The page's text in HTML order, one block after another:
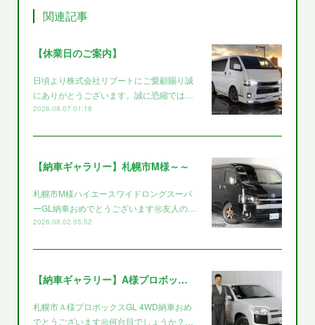
関連記事
【休業日のご案内】
日頃より株式会社リブートにご愛顧賜り誠
にありがとうございます。誠に恐縮では…
2026.08.07 01:18
【納車ギャラリー】札幌市M様～～
札幌市M様ハイエースワイドロングスーパ
ーGL納車おめでとうございます㊗️友人の…
2026.08.02 05:52
【納車ギャラリー】A様プロボックス～～
札幌市Ａ様プロボックスGL 4WD納車おめ
でとうございます㊗️何台目でしょうか？…